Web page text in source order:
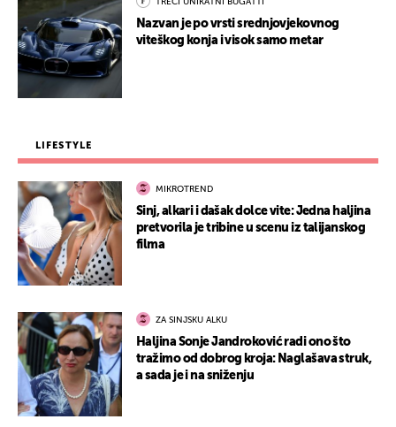
TREĆI UNIKATNI BUGATTI
Nazvan je po vrsti srednjovjekovnog
viteškog konja i visok samo metar
LIFESTYLE
MIKROTREND
Sinj, alkari i dašak dolce vite: Jedna haljina
pretvorila je tribine u scenu iz talijanskog
filma
ZA SINJSKU ALKU
Haljina Sonje Jandroković radi ono što
tražimo od dobrog kroja: Naglašava struk,
a sada je i na sniženju